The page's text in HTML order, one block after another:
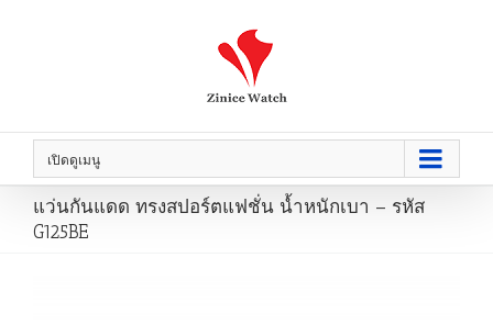
เปิดดูเมนู
แว่นกันแดด ทรงสปอร์ตแฟชั่น น้ำหนักเบา – รหัส
G125BE